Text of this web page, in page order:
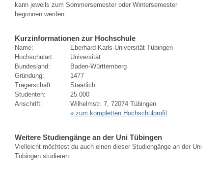
kann jeweils zum Sommersemester oder Wintersemester
begonnen werden.
Kurzinformationen zur Hochschule
Name:
Eberhard-Karls-Universität Tübingen
Hochschulart:
Universität
Bundesland:
Baden-Württemberg
Gründung:
1477
Trägerschaft:
Staatlich
Studenten:
25.000
Anschrift:
Wilhelmstr. 7, 72074 Tübingen
» zum kompletten Hochschulprofil
Weitere Studiengänge an der Uni Tübingen
Vielleicht möchtest du auch einen dieser Studiengänge an der Uni
Tübingen studieren: